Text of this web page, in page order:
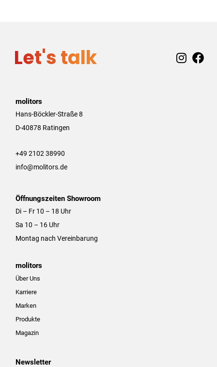
Let's talk
I
F
molitors
Hans-Böckler-Straße 8
D-40878 Ratingen
+49 2102 38990
info@molitors.de
Öffnungszeiten Showroom
Di – Fr 10 – 18 Uhr
Sa 10 – 16 Uhr
Montag nach Vereinbarung
molitors
Über Uns
Karriere
Marken
Produkte
Magazin
Newsletter